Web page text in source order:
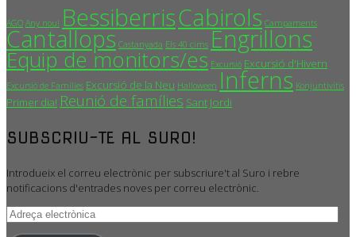
AGO Any nou! BessiberrisCabirols Campaments
Cantallops Castanyada Els 40 cims Engrillons
Equip de monitors/es Excursió Excursió d'Hivern
Excursió de Famílies Excursió de la Neu Halloween Inferns Konjuntivitis
Primer dia! Reunió de famílies Sant Jordi
SUBSCRIU-TE AL SURO!
Introdueix el correu electrònic per subscriure't al Suro i rebre
notificacions d'entrades noves per correu electrònic.
Adreça